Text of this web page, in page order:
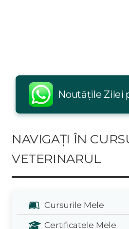
Noutățile Zilei
NAVIGAȚI ÎN
VETERINARUL
Cursurile Mele
Certificatele Mele